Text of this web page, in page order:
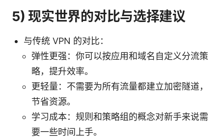
5) 现实世界的对比与选择建议
与传统 VPN 的对比：
弹性更强：你可以按应用和域名自定义分流策
略，提升效率。
更轻量：不需要为所有流量都建立加密隧道，
节省资源。
学习成本：规则和策略组的概念对新手来说需
要一些时间上手。